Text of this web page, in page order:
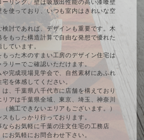
リング、壁は吸放出性能の高い漆喰壁
を使っており、いつも室内はきれいな空
討であれば、デザインも重要です。木
もった構造計算で自由な発想で優れた
ています。
った木のすまい工房のデザイン住宅は
リーでご確認いただけます。
完成現場見学会で、自然素材にあふれ
を体感してください。
は、千葉県八千代市に店舗を構えており
リアは千葉県全域、東京、埼玉、神奈川
施工できないエリアもございます。）
もしっかり行っております。
らお気軽に千葉の注文住宅の工務店
にお気軽にお問合わせ下さい。